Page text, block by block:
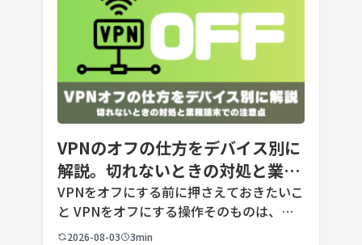
VPNのオフの仕方をデバイス別に
解説。切れないときの対処と業務
端末での注意点
VPNをオフにする前に押さえておきたいこ
と VPNをオフにする操作そのものは、ど
の端末でも数タップから数クリックで完了
2026-08-03 3min